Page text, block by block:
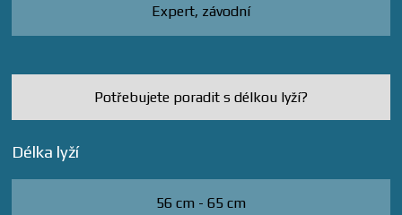
Expert, závodní
Potřebujete poradit s délkou lyží?
Délka lyží
56 cm - 65 cm